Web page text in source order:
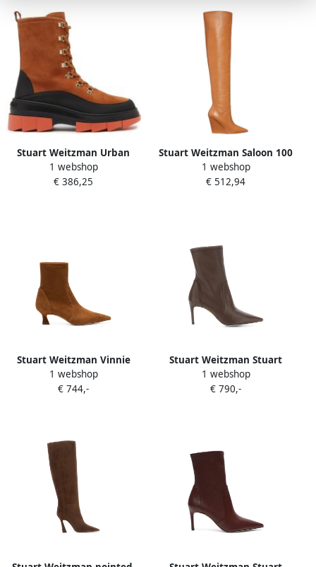
Stuart Weitzman Urban
Cool OHO Bootie Brown
Dames
1 webshop
€ 386,25
Stuart Weitzman Saloon 100
Wedge Boots Bruin Dames
1 webshop
€ 512,94
Stuart Weitzman Vinnie
sculptural-heel ankle boots
Bruin
1 webshop
€ 744,-
Stuart Weitzman Stuart
Power pointed-toe ankle
boots Bruin
1 webshop
€ 790,-